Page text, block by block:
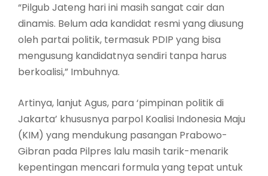
“Pilgub Jateng hari ini masih sangat cair dan
dinamis. Belum ada kandidat resmi yang diusung
oleh partai politik, termasuk PDIP yang bisa
mengusung kandidatnya sendiri tanpa harus
berkoalisi,” Imbuhnya.
Artinya, lanjut Agus, para ‘pimpinan politik di
Jakarta’ khususnya parpol Koalisi Indonesia Maju
(KIM) yang mendukung pasangan Prabowo-
Gibran pada Pilpres lalu masih tarik-menarik
kepentingan mencari formula yang tepat untuk